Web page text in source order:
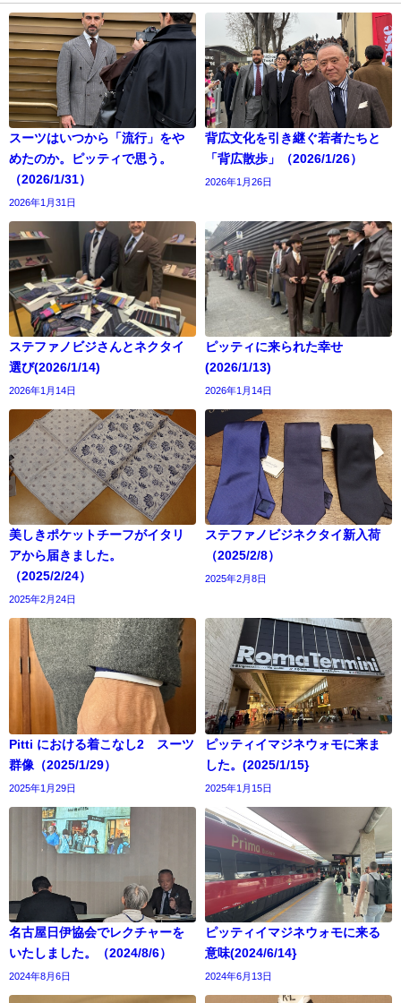
スーツはいつから「流行」をや
めたのか。ピッティで思う。
（2026/1/31）
2026年1月31日
背広文化を引き継ぐ若者たちと
「背広散歩」（2026/1/26）
2026年1月26日
ステファノビジさんとネクタイ
選び(2026/1/14)
2026年1月14日
ピッティに来られた幸せ
(2026/1/13)
2026年1月14日
美しきポケットチーフがイタリ
アから届きました。
（2025/2/24）
2025年2月24日
ステファノビジネクタイ新入荷
（2025/2/8）
2025年2月8日
Pitti における着こなし2 スーツ
群像（2025/1/29）
2025年1月29日
ピッティイマジネウォモに来ま
した。(2025/1/15}
2025年1月15日
名古屋日伊協会でレクチャーを
いたしました。（2024/8/6）
2024年8月6日
ピッティイマジネウォモに来る
意味(2024/6/14}
2024年6月13日